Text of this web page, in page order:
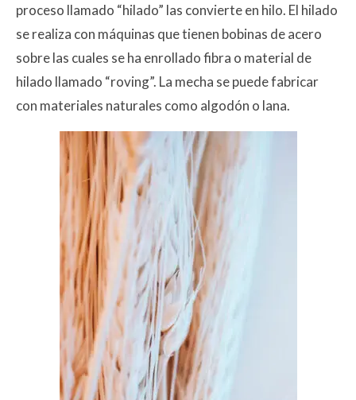
proceso llamado “hilado” las convierte en hilo. El hilado
se realiza con máquinas que tienen bobinas de acero
sobre las cuales se ha enrollado fibra o material de
hilado llamado “roving”. La mecha se puede fabricar
con materiales naturales como algodón o lana.